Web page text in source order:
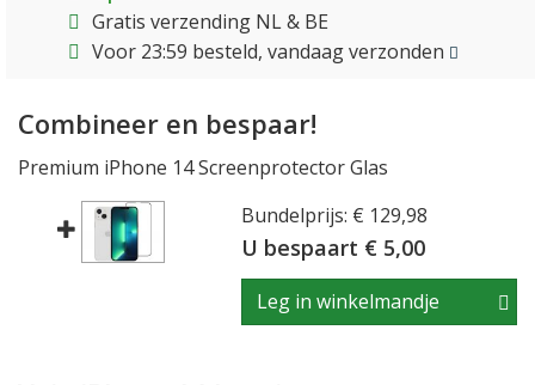
Gratis verzending NL & BE
Voor 23:59 besteld, vandaag verzonden
Combineer en bespaar!
Premium iPhone 14 Screenprotector Glas
Bundelprijs: € 129,98
U bespaart € 5,00
Leg in winkelmandje